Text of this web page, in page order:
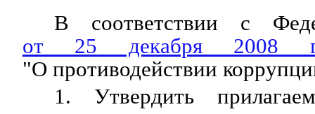
В соответствии с
от 25 декабря
"О противодействии
1. Утвердить